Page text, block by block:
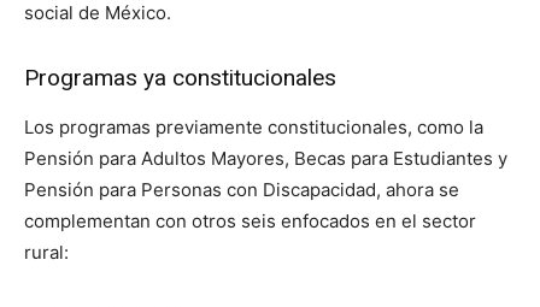
social de México.
Programas ya constitucionales
Los programas previamente constitucionales, como la
Pensión para Adultos Mayores, Becas para Estudiantes y
Pensión para Personas con Discapacidad, ahora se
complementan con otros seis enfocados en el sector
rural: